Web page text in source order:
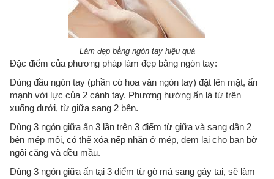
Làm đẹp bằng ngón tay hiệu quả
Đặc điểm của phương pháp làm đẹp bằng ngón tay:
Dùng đầu ngón tay (phần có hoa văn ngón tay) đặt lên mặt, ấn
mạnh với lực của 2 cánh tay. Phương hướng ấn là từ trên
xuống dưới, từ giữa sang 2 bên.
Dùng 3 ngón giữa ấn 3 lần trên 3 điểm từ giữa và sang dần 2
bên mép môi, có thể xóa nếp nhăn ở mép, đem lại cho bạn bờ
ngôi căng và đều mầu.
Dùng 3 ngón giữa ấn tại 3 điểm từ gò má sang gáy tai, sẽ làm